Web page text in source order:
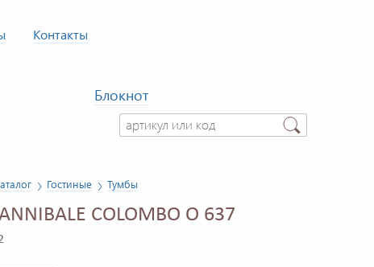
Контакты
Блокнот
Гостиные Тумбы
COLOMBO O 637